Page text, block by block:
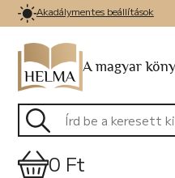
Akadálymentes beállítások
A magyar
0 Ft